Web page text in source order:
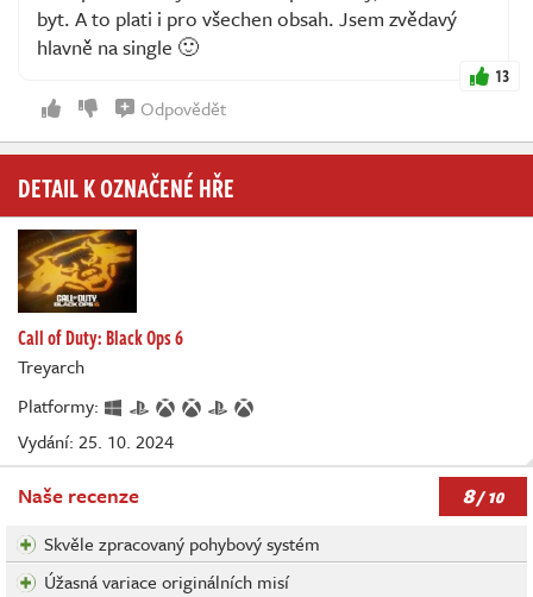
byt. A to plati i pro všechen obsah. Jsem zvědavý
hlavně na single 🙂
13
Odpovědět
DETAIL K OZNAČENÉ HŘE
Call of Duty: Black Ops 6
Treyarch
Platformy:
Vydání: 25. 10. 2024
Naše recenze 8/ 10
Skvěle zpracovaný pohybový systém
Úžasná variace originálních misí